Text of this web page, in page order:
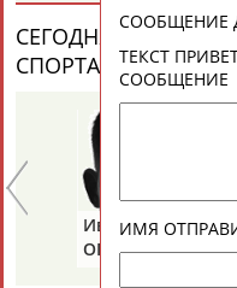
ЦЕЛИ ПРОЕКТА
Вопросы сотрудничества и
Адресов в новостной
Подпишись
СЕГОДНЯ ДЕНЬ
СПОРТА (6
Иван
ОГАНОВ
СООБЩЕНИЕ
ТЕКСТ
СООБЩЕНИЕ
ИМЯ